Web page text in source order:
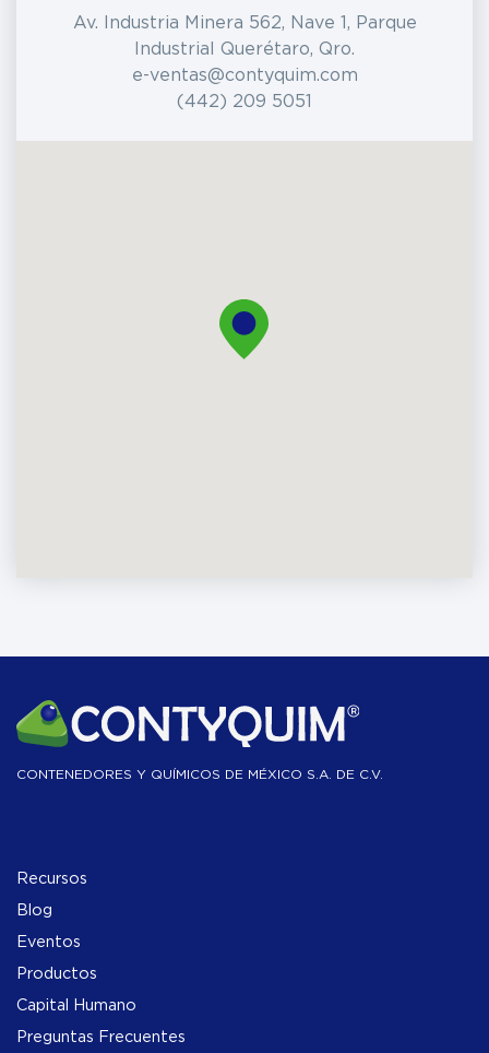
Av. Industria Minera 562, Nave 1, Parque
Industrial Querétaro, Qro.
e-ventas@contyquim.com
(442) 209 5051
CONTENEDORES Y QUÍMICOS DE MÉXICO S.A. DE C.V.
Recursos
Blog
Eventos
Productos
Capital Humano
Preguntas Frecuentes